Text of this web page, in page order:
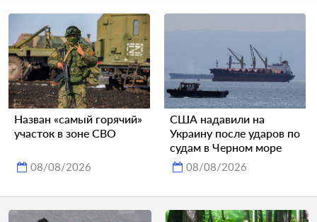
Назван «самый горячий»
участок в зоне СВО
08/08/2026
США надавили на
Украину после ударов по
судам в Черном море
08/08/2026